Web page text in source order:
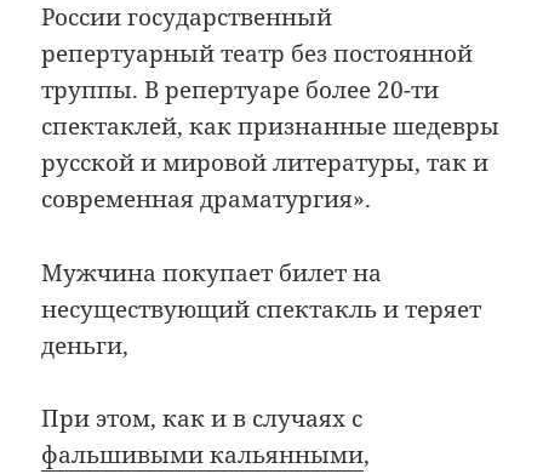
России государственный
репертуарный театр без постоянной
труппы. В репертуаре более 20-ти
спектаклей, как признанные шедевры
русской и мировой литературы, так и
современная драматургия».
Мужчина покупает билет на
несуществующий спектакль и теряет
деньги,
При этом, как и в случаях с
фальшивыми кальянными,